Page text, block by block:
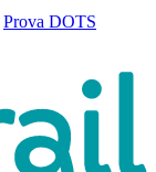
Prova DOTS